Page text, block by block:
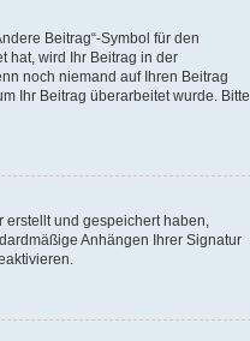
Beitrag“-Symbol für den
hat, wird Ihr Beitrag in der
noch niemand auf Ihren Beitrag
Ihr Beitrag überarbeitet wurde. Bitte
und gespeichert haben,
Anhängen Ihrer Signatur